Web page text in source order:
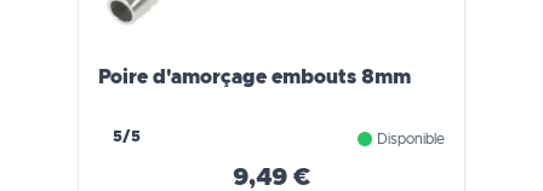
Poire d'amorçage embouts 8mm
5/5 Disponible
9,49 €